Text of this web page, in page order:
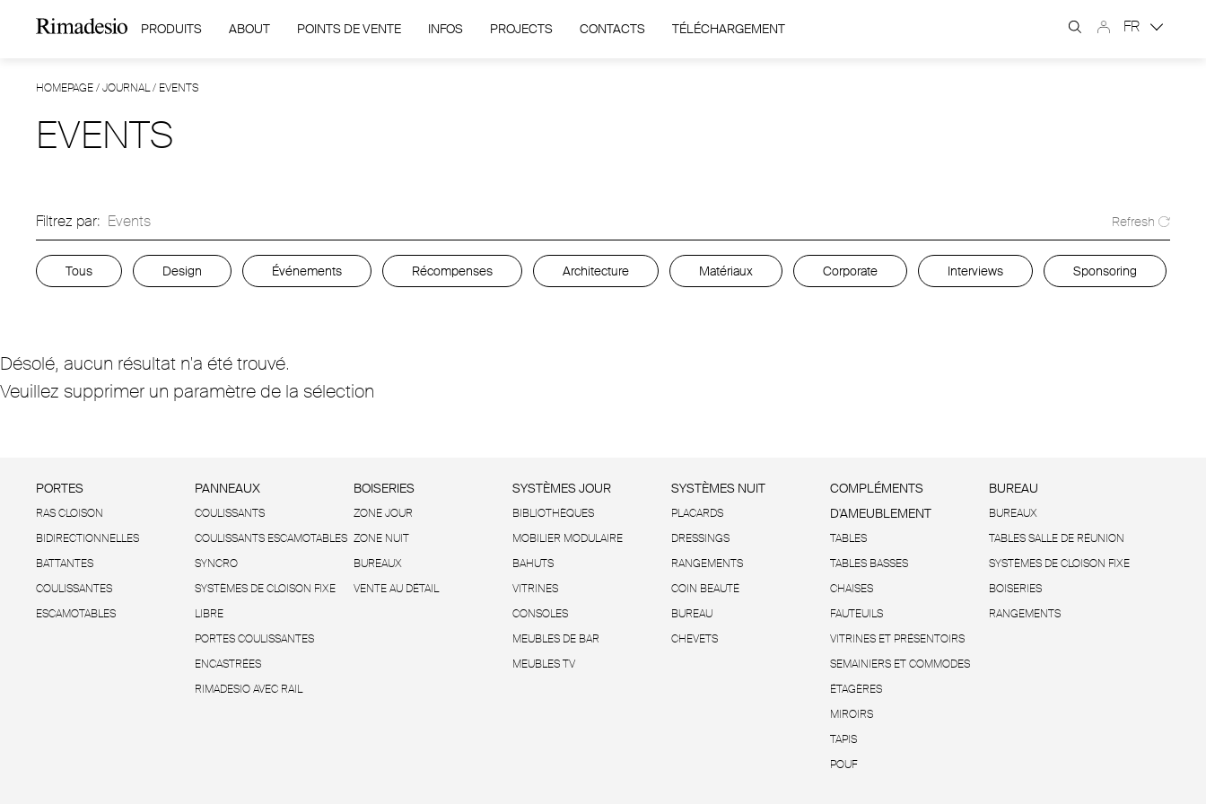
PRODUITS ABOUT POINTS DE VENTE INFOS PROJECTS CONTACTS TÉLÉCHARGEMENT FR
HOMEPAGE/JOURNAL/ EVENTS
EVENTS
Filtrez par: Events Refresh
Tous Design Événements Récompenses Architecture Matériaux Corporate Interviews Sponsoring
Désolé, aucun résultat n'a été trouvé.
Veuillez supprimer un paramètre de la sélection
PORTES
RAS CLOISON
BIDIRECTIONNELLES
BATTANTES
COULISSANTES
ESCAMOTABLES
PANNEAUX
COULISSANTS
COULISSANTS ESCAMOTABLES
SYNCRO
SYSTÈMES DE CLOISON FIXE
LIBRE
PORTES COULISSANTES
ENCASTRÉES
RIMADESIO AVEC RAIL
BOISERIES
ZONE JOUR
ZONE NUIT
BUREAUX
VENTE AU DÉTAIL
SYSTÈMES JOUR
BIBLIOTHÈQUES
MOBILIER MODULAIRE
BAHUTS
VITRINES
CONSOLES
MEUBLES DE BAR
MEUBLES TV
SYSTÈMES NUIT
PLACARDS
DRESSINGS
RANGEMENTS
COIN BEAUTÉ
BUREAU
CHEVETS
COMPLÉMENTS
D'AMEUBLEMENT
TABLES
TABLES BASSES
CHAISES
FAUTEUILS
VITRINES ET PRÉSENTOIRS
SEMAINIERS ET COMMODES
ÉTAGÈRES
MIROIRS
TAPIS
POUF
BUREAU
BUREAUX
TABLES SALLE DE RÉUNION
SYSTÈMES DE CLOISON FIXE
BOISERIES
RANGEMENTS